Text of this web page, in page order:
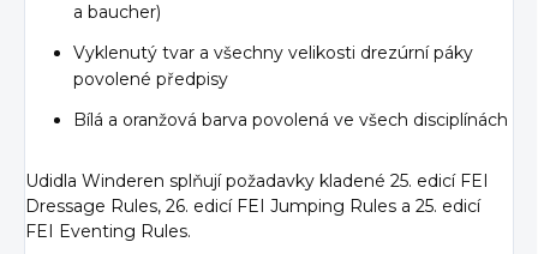
a baucher)
Vyklenutý tvar a všechny velikosti drezúrní páky
povolené předpisy
Bílá a oranžová barva povolená ve všech disciplínách
Udidla Winderen splňují požadavky kladené 25. edicí FEI
Dressage Rules, 26. edicí FEI Jumping Rules a 25. edicí
FEI Eventing Rules.